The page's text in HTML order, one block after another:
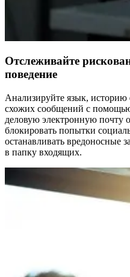
Отслеживайте
поведение
Анализируйте язык, историю
схожих сообщений с
деловую электронную почту
блокировать попытки
останавливать вредоносные
в папку входящих.